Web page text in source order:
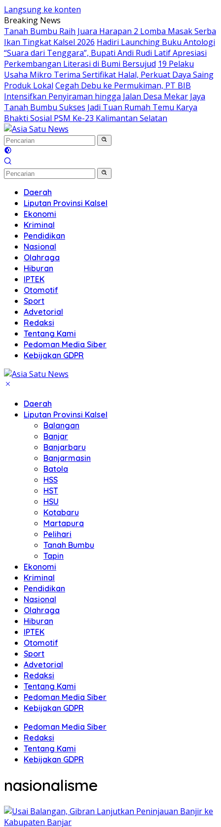
Langsung ke konten
Breaking News
Tanah Bumbu Raih Juara Harapan 2 Lomba Masak Serba
Ikan Tingkat Kalsel 2026 Hadiri Launching Buku Antologi
“Suara dari Tenggara”, Bupati Andi Rudi Latif Apresiasi
Perkembangan Literasi di Bumi Bersujud 19 Pelaku
Usaha Mikro Terima Sertifikat Halal, Perkuat Daya Saing
Produk Lokal Cegah Debu ke Permukiman, PT BIB
Intensifkan Penyiraman hingga Jalan Desa Mekar Jaya
Tanah Bumbu Sukses Jadi Tuan Rumah Temu Karya
Bhakti Sosial PSM Ke-23 Kalimantan Selatan
Daerah
Liputan Provinsi Kalsel
Ekonomi
Kriminal
Pendidikan
Nasional
Olahraga
Hiburan
IPTEK
Otomotif
Sport
Advetorial
Redaksi
Tentang Kami
Pedoman Media Siber
Kebijakan GDPR
Daerah
Liputan Provinsi Kalsel
Balangan
Banjar
Banjarbaru
Banjarmasin
Batola
HSS
HST
HSU
Kotabaru
Martapura
Pelihari
Tanah Bumbu
Tapin
Ekonomi
Kriminal
Pendidikan
Nasional
Olahraga
Hiburan
IPTEK
Otomotif
Sport
Advetorial
Redaksi
Tentang Kami
Pedoman Media Siber
Kebijakan GDPR
Pedoman Media Siber
Redaksi
Tentang Kami
Kebijakan GDPR
nasionalisme